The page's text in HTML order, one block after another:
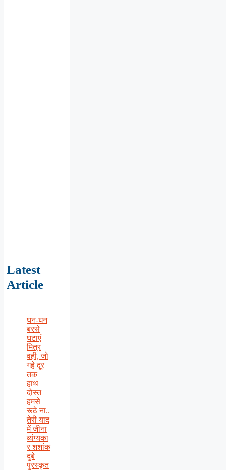
Latest
Article
घन-घन
बरसे
घटाएं
मित्र
वही, जो
गहे दूर
तक
हाथ
दोस्त
हमसे
रूठे ना..
तेरी याद
में जीना
व्यंग्यका
र शशांक
दुबे
पुरस्कृत